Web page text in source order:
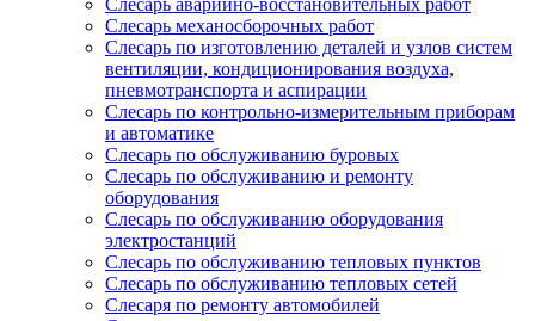
Слесарь аварийно-восстановительных работ
Слесарь механосборочных работ
Слесарь по изготовлению деталей и узлов систем
вентиляции, кондиционирования воздуха,
пневмотранспорта и аспирации
Слесарь по контрольно-измерительным приборам
и автоматике
Слесарь по обслуживанию буровых
Слесарь по обслуживанию и ремонту
оборудования
Слесарь по обслуживанию оборудования
электростанций
Слесарь по обслуживанию тепловых пунктов
Слесарь по обслуживанию тепловых сетей
Слесаря по ремонту автомобилей